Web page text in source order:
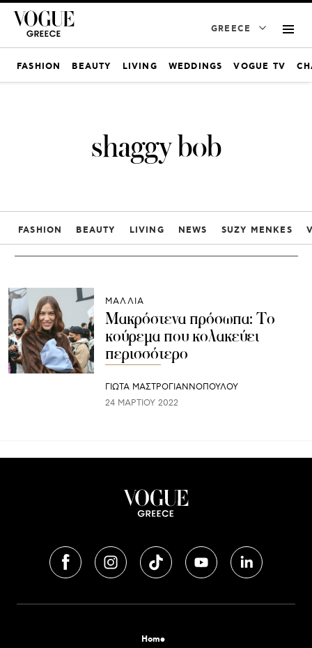
GREECE
FASHION BEAUTY LIVING WEDDINGS VOGUE TV
shaggy bob
FASHION BEAUTY LIVING NEWS SUZY MENKES
ΜΑΛΛΙΑ
Μακρόστενα πρόσωπα: Το
κούρεμα που κολακεύει
περισσότερο
ΓΙΩΤΑ ΜΑΣΤΡΟΓΙΑΝΝΟΠΟΥΛΟΥ
24 ΜΑΡΤΊΟΥ 2022
Home